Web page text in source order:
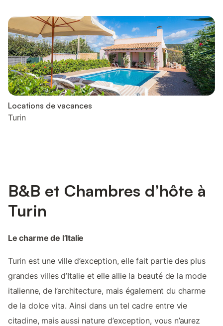
Locations de vacances
Turin
B&B et Chambres d’hôte à
Turin
Le charme de l’Italie
Turin est une ville d’exception, elle fait partie des plus
grandes villes d’Italie et elle allie la beauté de la mode
italienne, de l’architecture, mais également du charme
de la dolce vita. Ainsi dans un tel cadre entre vie
citadine, mais aussi nature d’exception, vous n’aurez